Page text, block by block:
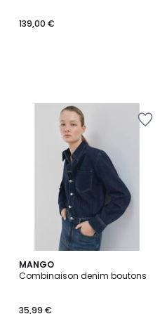
139,00 €
MANGO
Combinaison denim boutons
35,99 €